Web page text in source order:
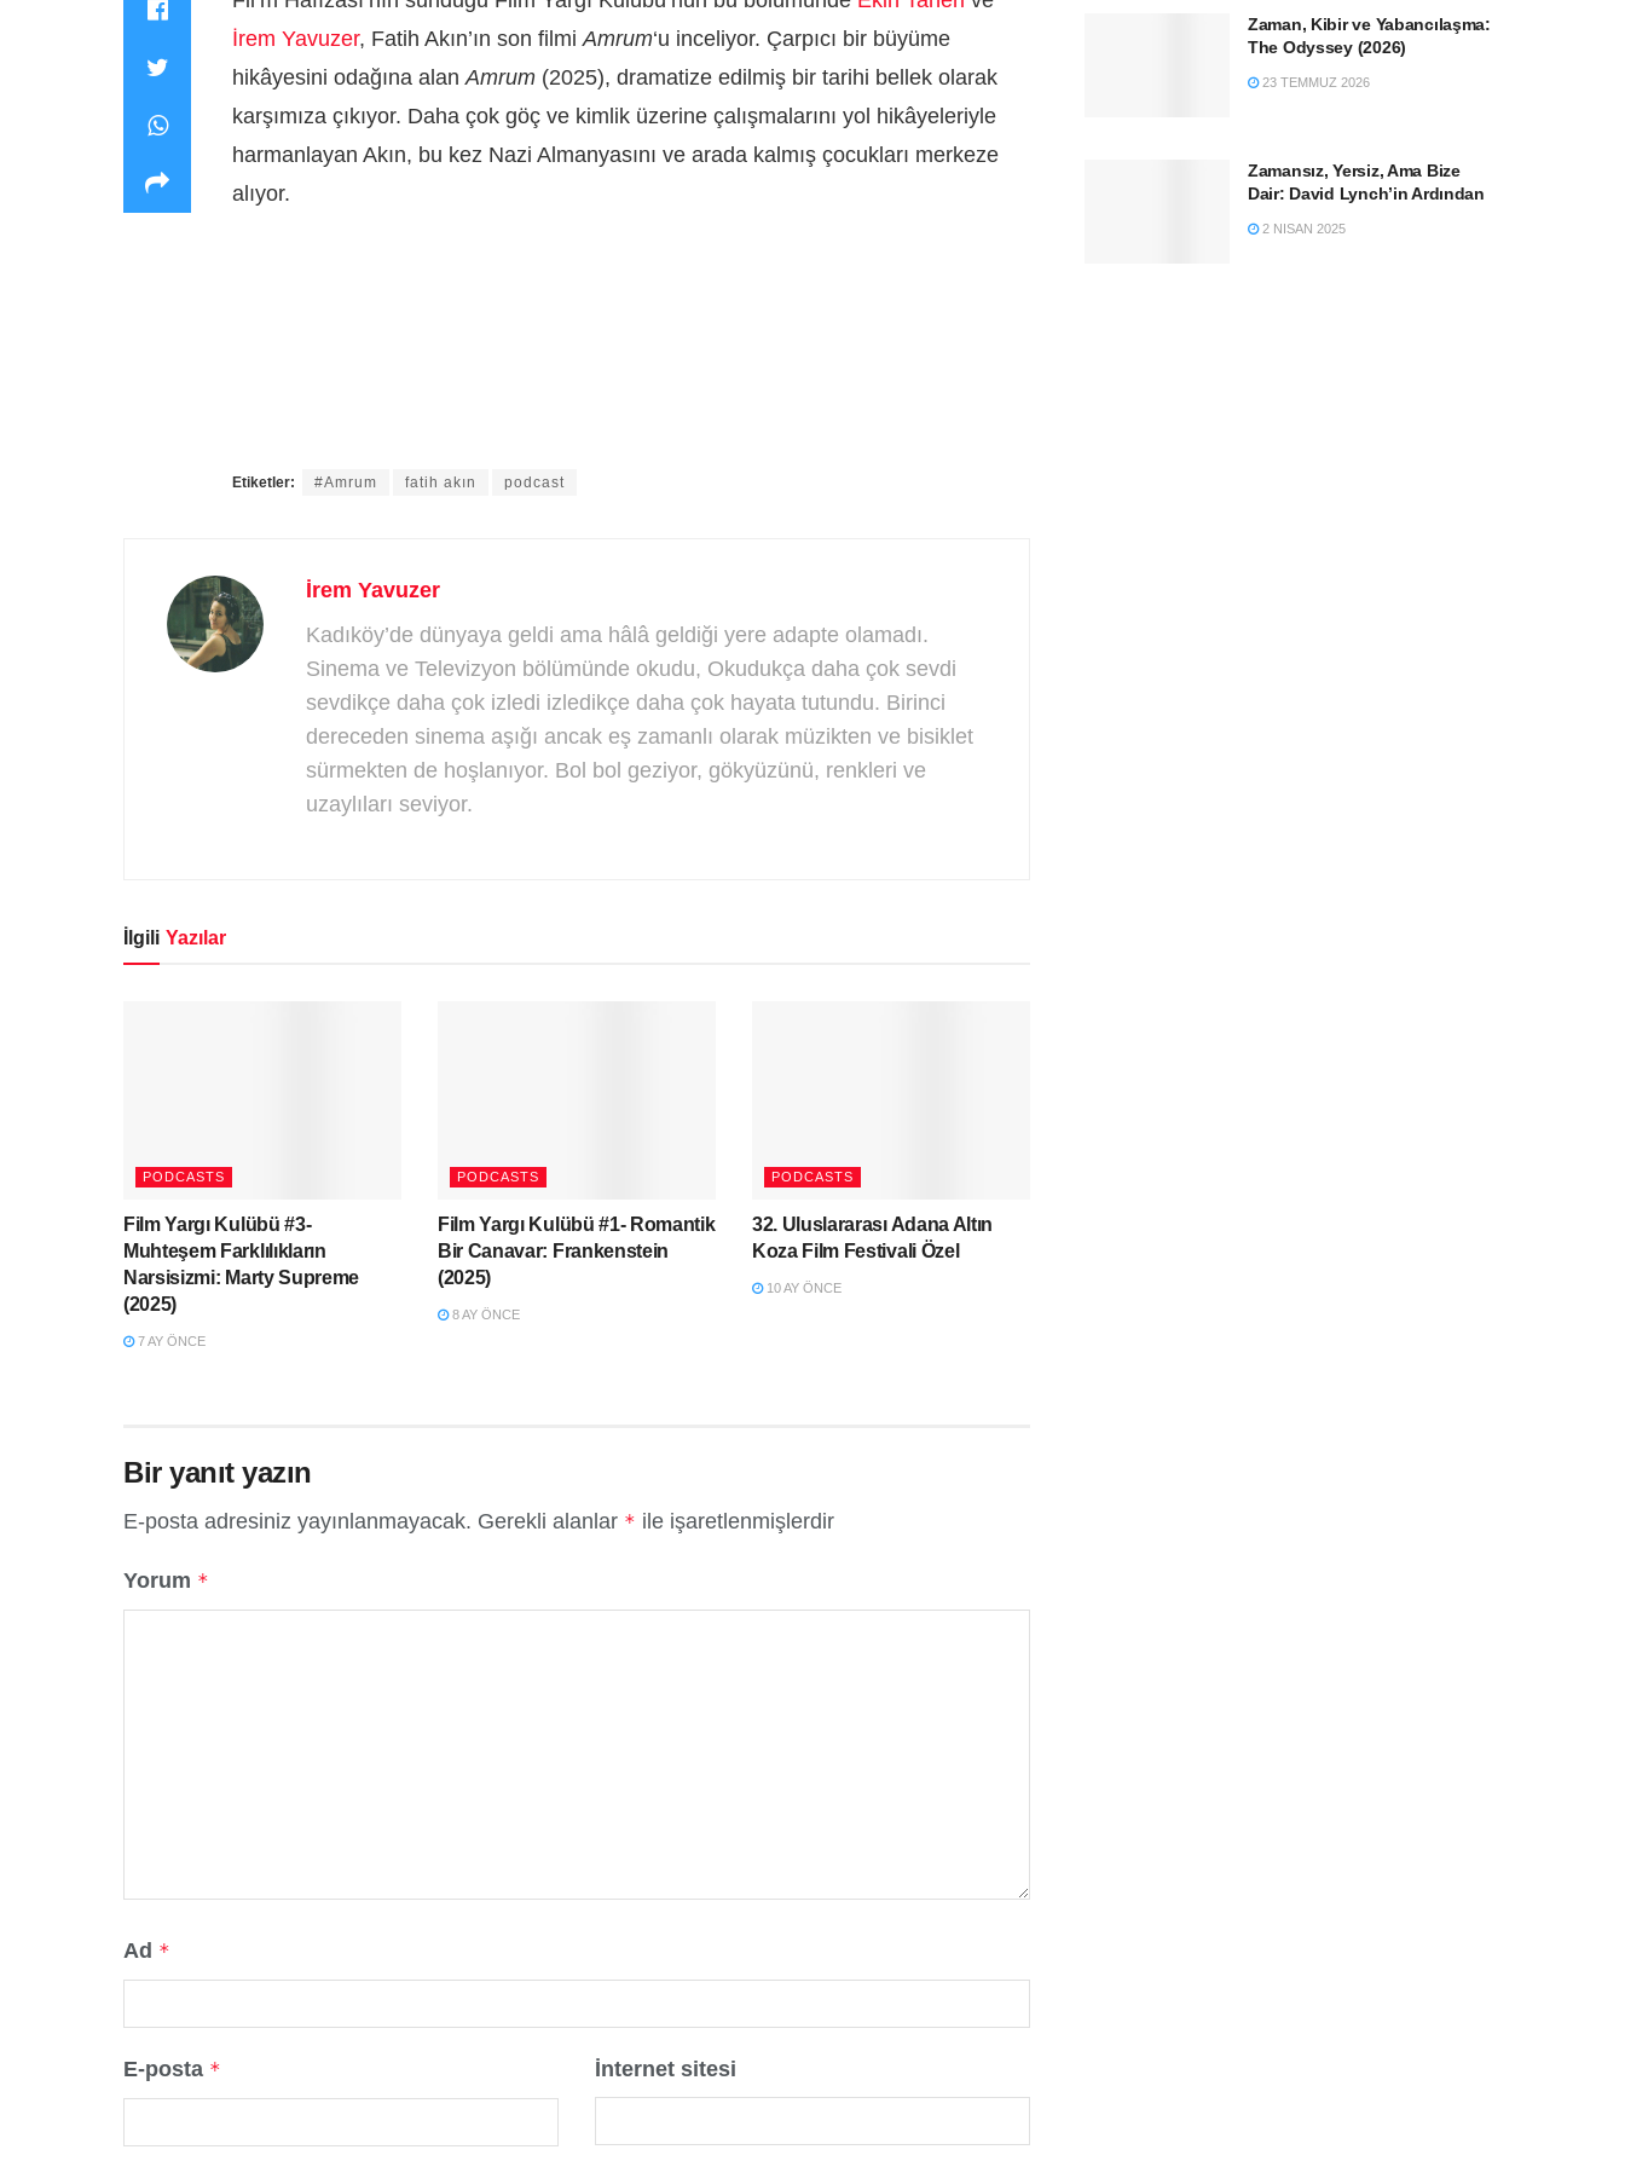
İrem Yavuzer, Fatih Akın’ın son filmi Amrum‘u inceliyor. Çarpıcı bir büyüme
hikâyesini odağına alan Amrum (2025), dramatize edilmiş bir tarihi bellek olarak
karşımıza çıkıyor. Daha çok göç ve kimlik üzerine çalışmalarını yol hikâyeleriyle
harmanlayan Akın, bu kez Nazi Almanyasını ve arada kalmış çocukları merkeze
alıyor.
Etiketler: #Amrum fatih akın podcast
İrem Yavuzer
Kadıköy’de dünyaya geldi ama hâlâ geldiği yere adapte olamadı.
Sinema ve Televizyon bölümünde okudu, Okudukça daha çok sevdi
sevdikçe daha çok izledi izledikçe daha çok hayata tutundu. Birinci
dereceden sinema aşığı ancak eş zamanlı olarak müzikten ve bisiklet
sürmekten de hoşlanıyor. Bol bol geziyor, gökyüzünü, renkleri ve
uzaylıları seviyor.
İlgili Yazılar
PODCASTS
Film Yargı Kulübü #3-
Muhteşem Farklılıkların
Narsisizmi: Marty Supreme
(2025)
7 AY ÖNCE
PODCASTS
Film Yargı Kulübü #1- Romantik
Bir Canavar: Frankenstein
(2025)
8 AY ÖNCE
PODCASTS
32. Uluslararası Adana Altın
Koza Film Festivali Özel
10 AY ÖNCE
Bir yanıt yazın
E-posta adresiniz yayınlanmayacak. Gerekli alanlar * ile işaretlenmişlerdir
Yorum *
Ad *
E-posta * İnternet sitesi
Zaman, Kibir ve Yabancılaşma:
The Odyssey (2026)
23 TEMMUZ 2026
Zamansız, Yersiz, Ama Bize
Dair: David Lynch’in Ardından
2 NISAN 2025